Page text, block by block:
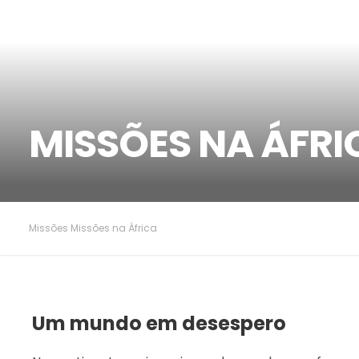
MISSÕES NA
Missões Missões na África
Um mundo em desespero